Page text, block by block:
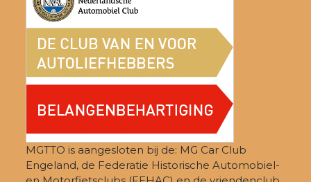
MGTTO is aangesloten bij de: MG Car Club
Engeland, de Federatie Historische Automobiel-